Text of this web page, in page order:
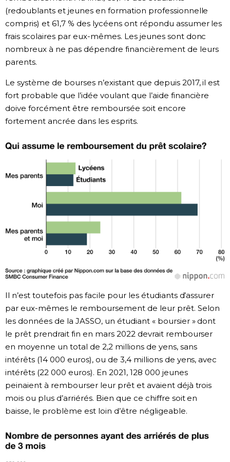
(redoublants et jeunes en formation professionnelle
compris) et 61,7 % des lycéens ont répondu assumer les
frais scolaires par eux-mêmes. Les jeunes sont donc
nombreux à ne pas dépendre financièrement de leurs
parents.
Le système de bourses n’existant que depuis 2017, il est
fort probable que l’idée voulant que l’aide financière
doive forcément être remboursée soit encore
fortement ancrée dans les esprits.
Il n’est toutefois pas facile pour les étudiants d’assurer
par eux-mêmes le remboursement de leur prêt. Selon
les données de la JASSO, un étudiant « boursier » dont
le prêt prendrait fin en mars 2022 devrait rembourser
en moyenne un total de 2,2 millions de yens, sans
intérêts (14 000 euros), ou de 3,4 millions de yens, avec
intérêts (22 000 euros). En 2021, 128 000 jeunes
peinaient à rembourser leur prêt et avaient déjà trois
mois ou plus d’arriérés. Bien que ce chiffre soit en
baisse, le problème est loin d’être négligeable.